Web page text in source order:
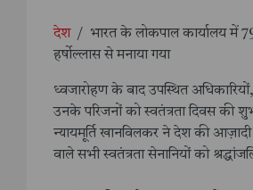
देश /
भारत के लोकपाल कार्यालय में
हर्षोल्लास से मनाया गया
ध्वजारोहण के बाद उपस्थित
उनके परिजनों को स्वतंत्रता दिवस की
न्यायमूर्ति खानविलकर ने देश की
वाले सभी स्वतंत्रता सेनानियों को